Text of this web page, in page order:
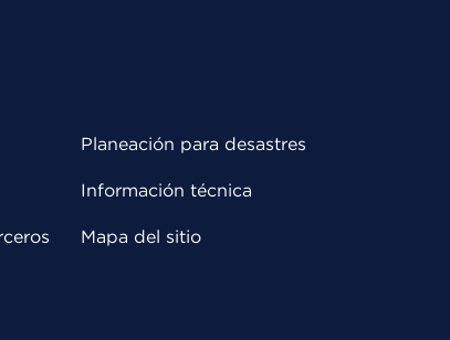
Planeación para desastres
Información técnica
Mapa del sitio